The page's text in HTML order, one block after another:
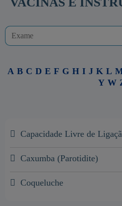
A B C D E F G H I J K L
Y W
Capacidade Livre de
Caxumba (Parotidite)
Coqueluche